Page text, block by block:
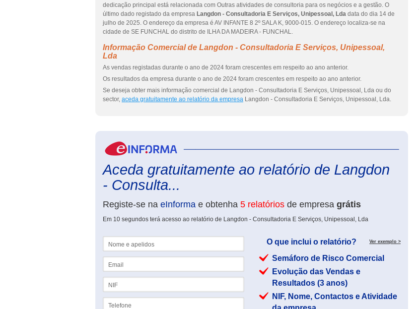
dedicação principal está relacionada com Outras atividades de consultoria para os negócios e a gestão. O
último dado registado da empresa Langdon - Consultadoria E Serviços, Unipessoal, Lda data do dia 14 de
julho de 2025. O endereço da empresa é AV INFANTE 8 2º SALA K, 9000-015. O endereço localiza-se na
cidade de SE FUNCHAL do distrito de ILHA DA MADEIRA - FUNCHAL.
Informação Comercial de Langdon - Consultadoria E Serviços, Unipessoal,
Lda
As vendas registadas durante o ano de 2024 foram crescentes em respeito ao ano anterior.
Os resultados da empresa durante o ano de 2024 foram crescentes em respeito ao ano anterior.
Se deseja obter mais informação comercial de Langdon - Consultadoria E Serviços, Unipessoal, Lda ou do
sector, aceda gratuitamente ao relatório da empresa Langdon - Consultadoria E Serviços, Unipessoal, Lda.
Aceda gratuitamente ao relatório de Langdon
- Consulta...
Registe-se na eInforma e obtenha 5 relatórios de empresa grátis
Em 10 segundos terá acesso ao relatório de Langdon - Consultadoria E Serviços, Unipessoal, Lda
O que inclui o relatório? Ver exemplo >
Semáforo de Risco Comercial
Evolução das Vendas e
Resultados (3 anos)
NIF, Nome, Contactos e Atividade